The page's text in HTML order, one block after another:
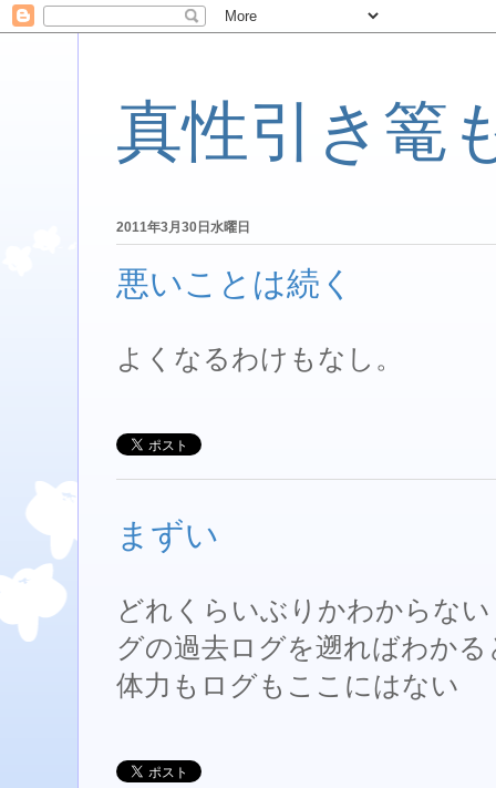
真性引き篭
2011年3月30日水曜日
悪いことは続く
よくなるわけもなし。
まずい
どれくらいぶりかわからな
グの過去ログを遡ればわか
体力もログもここにはない